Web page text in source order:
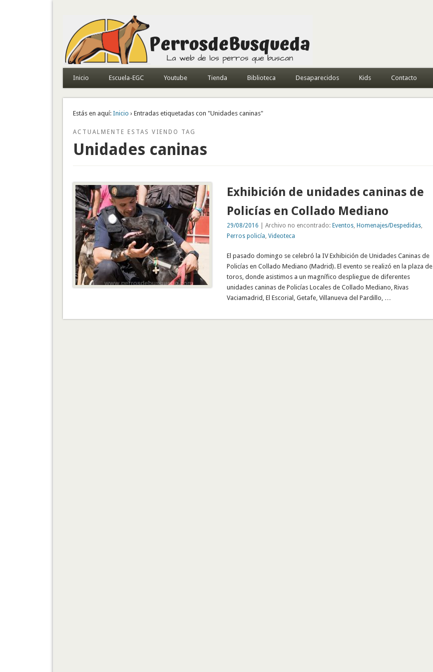
Todo sobre perros de búsqueda y detectores
Inicio Escuela-EGC Youtube Tienda Biblioteca Desaparecidos Kids Contacto
Estás en aquí: Inicio › Entradas etiquetadas con "Unidades caninas"
ACTUALMENTE ESTAS VIENDO TAG
Unidades caninas
Exhibición de unidades caninas de
Policías en Collado Mediano
29/08/2016 | Archivo no encontrado:Eventos ,Homenajes/Despedidas
Perros policía ,Videoteca
El pasado domingo se celebró la IV Exhibición de Unidades Caninas de
Policías en Collado Mediano (Madrid). El evento se realizó en la plaza de
toros, donde asistimos a un magnífico despliegue de diferentes
unidades caninas de Policías Locales de Collado Mediano, Rivas
Vaciamadrid, El Escorial, Getafe, Villanueva del Pardillo, …